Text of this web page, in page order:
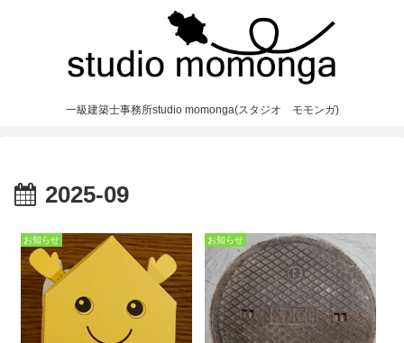
一級建築士事務所studio momonga(スタジオ モモンガ)
2025-09
お知らせ お知らせ